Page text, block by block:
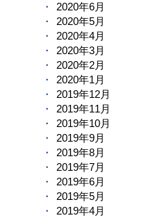
2020年6月
2020年5月
2020年4月
2020年3月
2020年2月
2020年1月
2019年12月
2019年11月
2019年10月
2019年9月
2019年8月
2019年7月
2019年6月
2019年5月
2019年4月